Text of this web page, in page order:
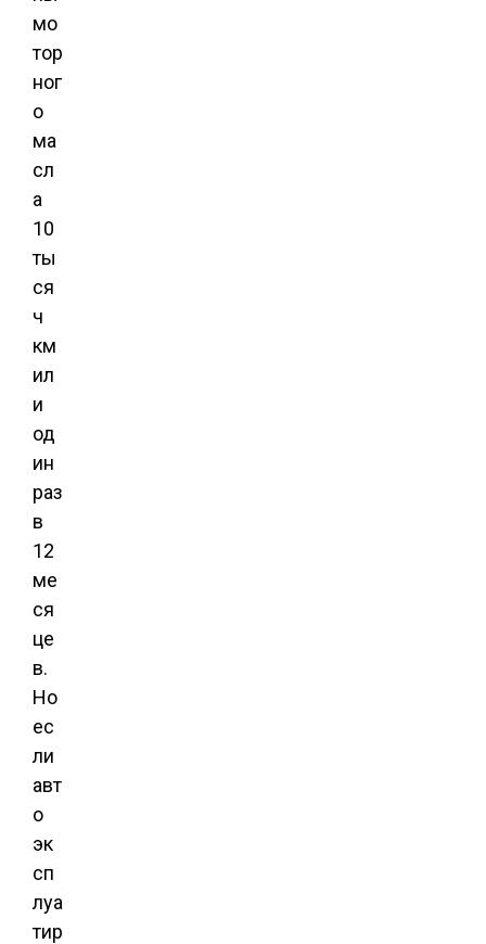
мо
тор
ног
о
ма
сл
а
10
ты
ся
ч
км
ил
и
од
ин
раз
в
12
ме
ся
це
в.
Но
ес
ли
авт
о
эк
сп
луа
тир